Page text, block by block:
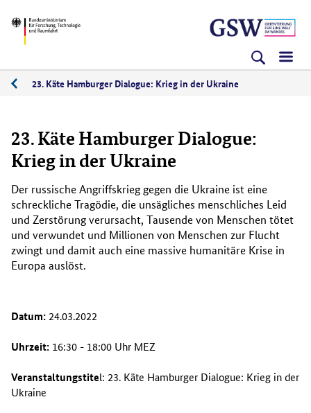
zum
(Eingabetaste)
zum
(Eingabetaste)
zur
(Eingabetaste)
BMFTR
03/2022
23. Käte Hamburger Dialogue: Krieg in der Ukraine
23. Käte Hamburger Dialogue:
Krieg in der Ukraine
Der russische Angriffskrieg gegen die Ukraine ist eine
schreckliche Tragödie, die unsägliches menschliches Leid
und Zerstörung verursacht, Tausende von Menschen tötet
und verwundet und Millionen von Menschen zur Flucht
zwingt und damit auch eine massive humanitäre Krise in
Europa auslöst.
Datum: 24.03.2022
Uhrzeit: 16:30 - 18:00 Uhr MEZ
Veranstaltungstitel: 23. Käte Hamburger Dialogue: Krieg in der
Ukraine